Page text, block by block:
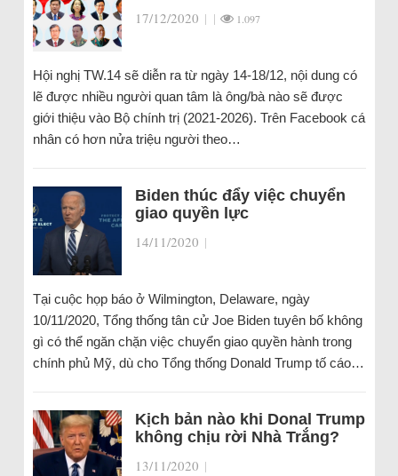
17/12/2020 | | 1.097
Hội nghị TW.14 sẽ diễn ra từ ngày 14-18/12, nội dung có
lẽ được nhiều người quan tâm là ông/bà nào sẽ được
giới thiệu vào Bộ chính trị (2021-2026). Trên Facebook cá
nhân có hơn nửa triệu người theo…
Biden thúc đẩy việc chuyển
giao quyền lực
14/11/2020 |
Tại cuộc họp báo ở Wilmington, Delaware, ngày
10/11/2020, Tổng thống tân cử Joe Biden tuyên bố không
gì có thể ngăn chặn việc chuyển giao quyền hành trong
chính phủ Mỹ, dù cho Tổng thống Donald Trump tố cáo…
Kịch bản nào khi Donal Trump
không chịu rời Nhà Trắng?
13/11/2020 |